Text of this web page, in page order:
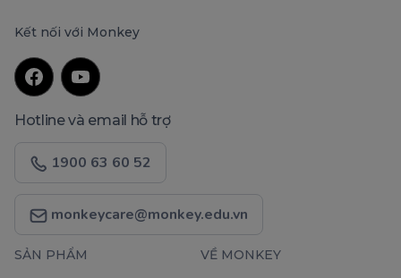
Kết nối với Monkey
Hotline và email hỗ trợ
1900 63 60 52
monkeycare@monkey.edu.vn
SẢN PHẨM VỀ MONKEY